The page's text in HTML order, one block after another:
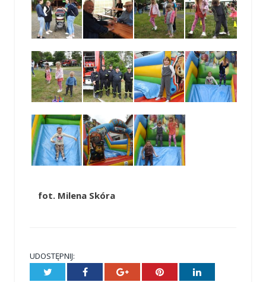
fot. Milena Skóra
UDOSTĘPNIJ:
Twitter Facebook Google+ Pinterest LinkedIn